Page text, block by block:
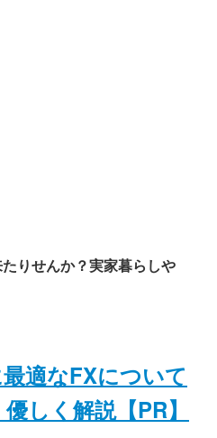
りせんか？実家暮らしや
適なFXについて
しく解説【PR】